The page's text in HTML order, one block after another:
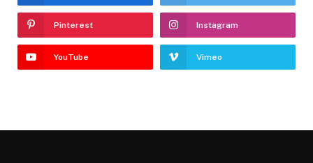
Pinterest Instagram
YouTube Vimeo